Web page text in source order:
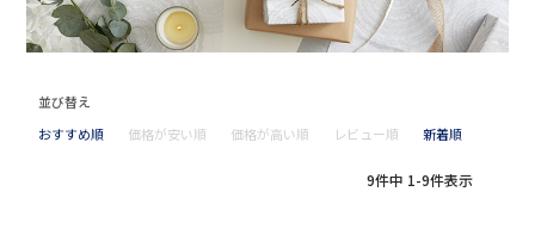
並び替え
おすすめ順
価格が安い順 価格が高い順 レビュー順 新着順
9件中 1-9件表示